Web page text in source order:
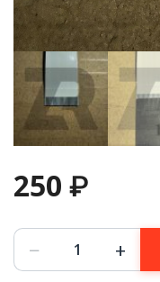
250 ₽
Количество
товара
Шлейф
− +